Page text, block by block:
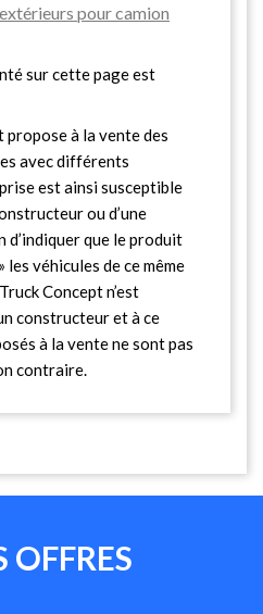
pour camion
sur cette page est
propose à la vente des
avec différents
est ainsi susceptible
ou d’une
d’indiquer que le produit
les véhicules de ce même
Concept n’est
constructeur et à ce
à la vente ne sont pas
contraire.
OFFRES